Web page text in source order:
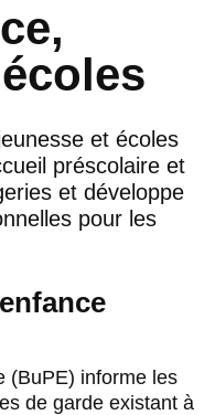
et écoles
préscolaire et
et développe
pour les
(BuPE) informe les
de garde existant à